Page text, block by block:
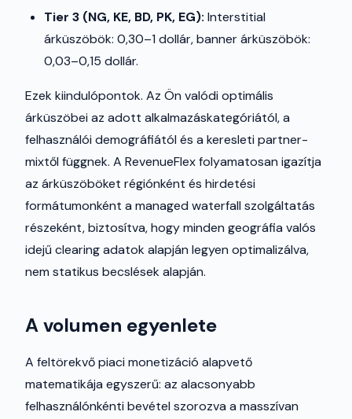
Tier 3 (NG, KE, BD, PK, EG): Interstitial
árküszöbök: 0,30–1 dollár, banner árküszöbök:
0,03–0,15 dollár.
Ezek kiindulópontok. Az Ön valódi optimális
árküszöbei az adott alkalmazáskategóriától, a
felhasználói demográfiától és a keresleti partner-
mixtől függnek. A RevenueFlex folyamatosan igazítja
az árküszöböket régiónként és hirdetési
formátumonként a managed waterfall szolgáltatás
részeként, biztosítva, hogy minden geográfia valós
idejű clearing adatok alapján legyen optimalizálva,
nem statikus becslések alapján.
A volumen egyenlete
A feltörekvő piaci monetizáció alapvető
matematikája egyszerű: az alacsonyabb
felhasználónkénti bevétel szorozva a masszívan